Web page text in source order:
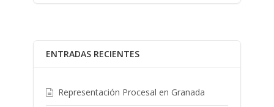
ENTRADAS RECIENTES
Representación Procesal en Granada